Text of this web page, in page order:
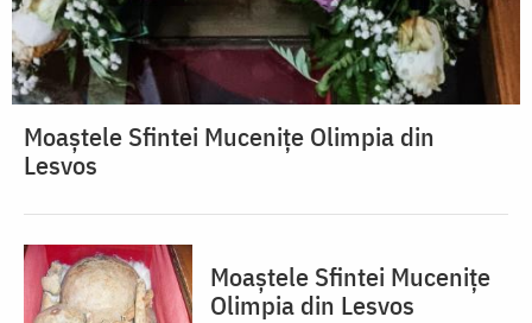
Moaștele Sfintei Mucenițe Olimpia din
Lesvos
Moaștele Sfintei Mucenițe
Olimpia din Lesvos